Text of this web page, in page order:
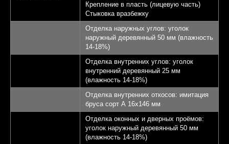
Крепление в пласть (лицевую часть)
Стыковка вразбежку
Отделка наружных углов: уголок
наружный деревянный 50 мм (влажность
14-18%)
Отделка внутренних углов: уголок
внутренний деревянный 25 мм
(влажность 14-18%)
Отделка внутренних откосов: имитация
бруса сорт А 16х146 мм
Отделка оконных и дверных проёмов:
уголок наружный деревянный 50 мм
(влажность 14-18%)